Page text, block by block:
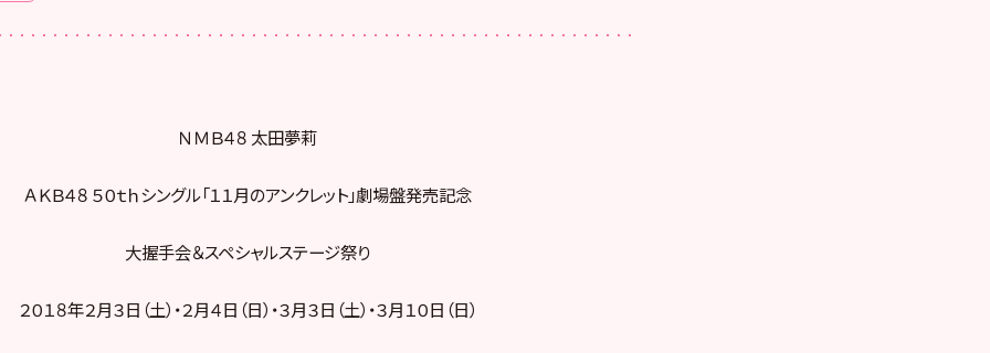
ＮＭＢ４８ 太田夢莉
ＡＫＢ４８ ５０ｔｈシングル「１１月のアンクレット」劇場盤発売記念
大握手会＆スペシャルステージ祭り
２０１８年２月３日（土）・２月４日（日）・３月３日（土）・３月１０日（日）